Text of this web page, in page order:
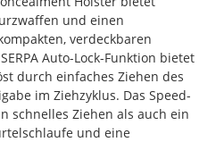
und einen
verdeckbaren
Auto-Lock-Funktion bietet
durch einfaches Ziehen des
im Ziehzyklus. Das Speed-
schnelles Ziehen als auch ein
und eine